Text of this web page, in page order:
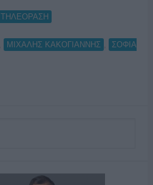
ΤΗΛΕΟΡΑΣΗ
ΜΙΧΑΛΗΣ ΚΑΚΟΓΙΑΝΝΗΣ
ΣΟΦΙΑ